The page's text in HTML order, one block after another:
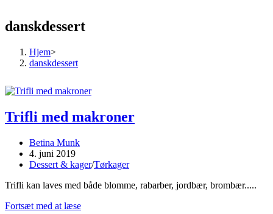
danskdessert
Hjem>
danskdessert
Trifli med makroner
Post
author:
Betina Munk
Post
published:
4. juni 2019
Post
Dessert & kager/Tørkager
Trifli kan laves med både blomme, rabarber, jordbær, brombær.....
Fortsæt med at læseTrifli